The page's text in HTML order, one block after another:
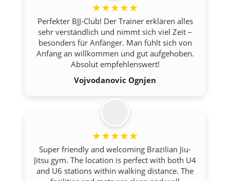
★★★★★
Perfekter BJJ-Club! Der Trainer erklären alles
sehr verständlich und nimmt sich viel Zeit –
besonders für Anfänger. Man fühlt sich von
Anfang an willkommen und gut aufgehoben.
Absolut empfehlenswert!
Vojvodanovic Ognjen
★★★★★
Perfekter BJJ-Club! Der Trainer erklären alles
sehr verständlich und nimmt sich viel Zeit –
besonders für Anfänger. Man fühlt sich von
Anfang an willkommen und gut aufgehoben.
Absolut empfehlenswert!
Vojvodanovic Ognjen
★★★★★
Super friendly and welcoming Brazilian Jiu-
Jitsu gym. The location is perfect with both U4
and U6 stations within walking distance. The
★★★★★
Super friendly and welcoming Brazilian Jiu-
Jitsu gym. The location is perfect with both U4
and U6 stations within walking distance. The